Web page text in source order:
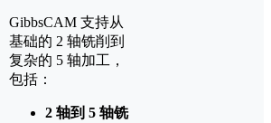
GibbsCAM 支持从
基础的 2 轴铣削到
复杂的 5 轴加工，
包括：
2 轴到 5 轴铣